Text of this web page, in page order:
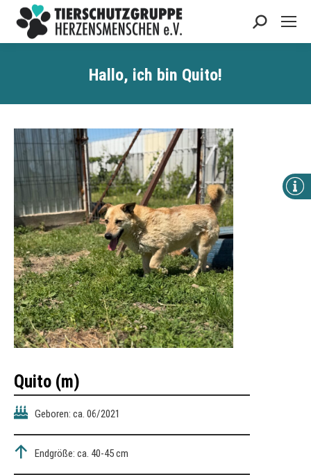
Search:
Hallo, ich bin Quito!
Quito (m)
Geboren: ca. 06/2021
Endgröße: ca. 40-45 cm